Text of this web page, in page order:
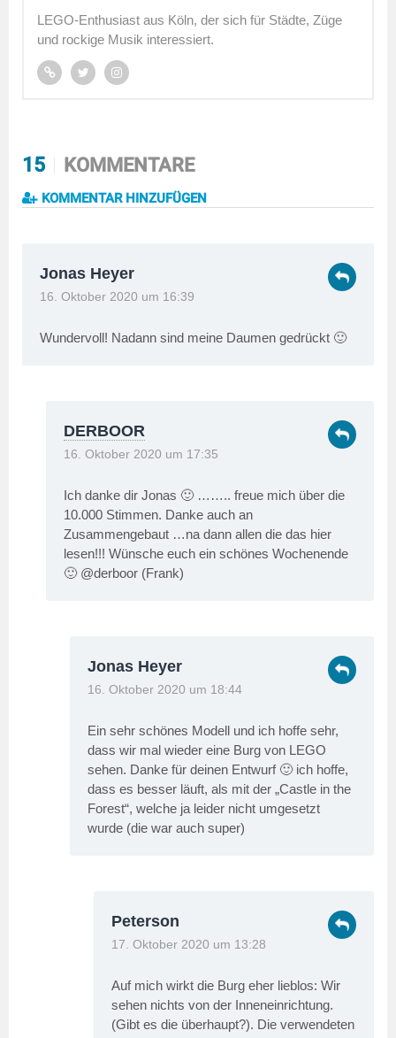
LEGO-Enthusiast aus Köln, der sich für Städte, Züge
und rockige Musik interessiert.
15 KOMMENTARE
KOMMENTAR HINZUFÜGEN
Jonas Heyer
16. Oktober 2020 um 16:39
Wundervoll! Nadann sind meine Daumen gedrückt 🙂
DERBOOR
16. Oktober 2020 um 17:35
Ich danke dir Jonas 🙂 …….. freue mich über die
10.000 Stimmen. Danke auch an
Zusammengebaut …na dann allen die das hier
lesen!!! Wünsche euch ein schönes Wochenende
🙂 @derboor (Frank)
Jonas Heyer
16. Oktober 2020 um 18:44
Ein sehr schönes Modell und ich hoffe sehr,
dass wir mal wieder eine Burg von LEGO
sehen. Danke für deinen Entwurf 🙂 ich hoffe,
dass es besser läuft, als mit der „Castle in the
Forest“, welche ja leider nicht umgesetzt
wurde (die war auch super)
Peterson
17. Oktober 2020 um 13:28
Auf mich wirkt die Burg eher lieblos: Wir
sehen nichts von der Inneneinrichtung.
(Gibt es die überhaupt?). Die verwendeten